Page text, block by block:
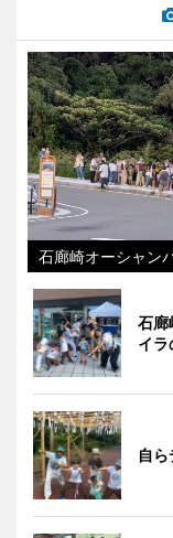
石廊崎オーシャン
石廊
イラ
自